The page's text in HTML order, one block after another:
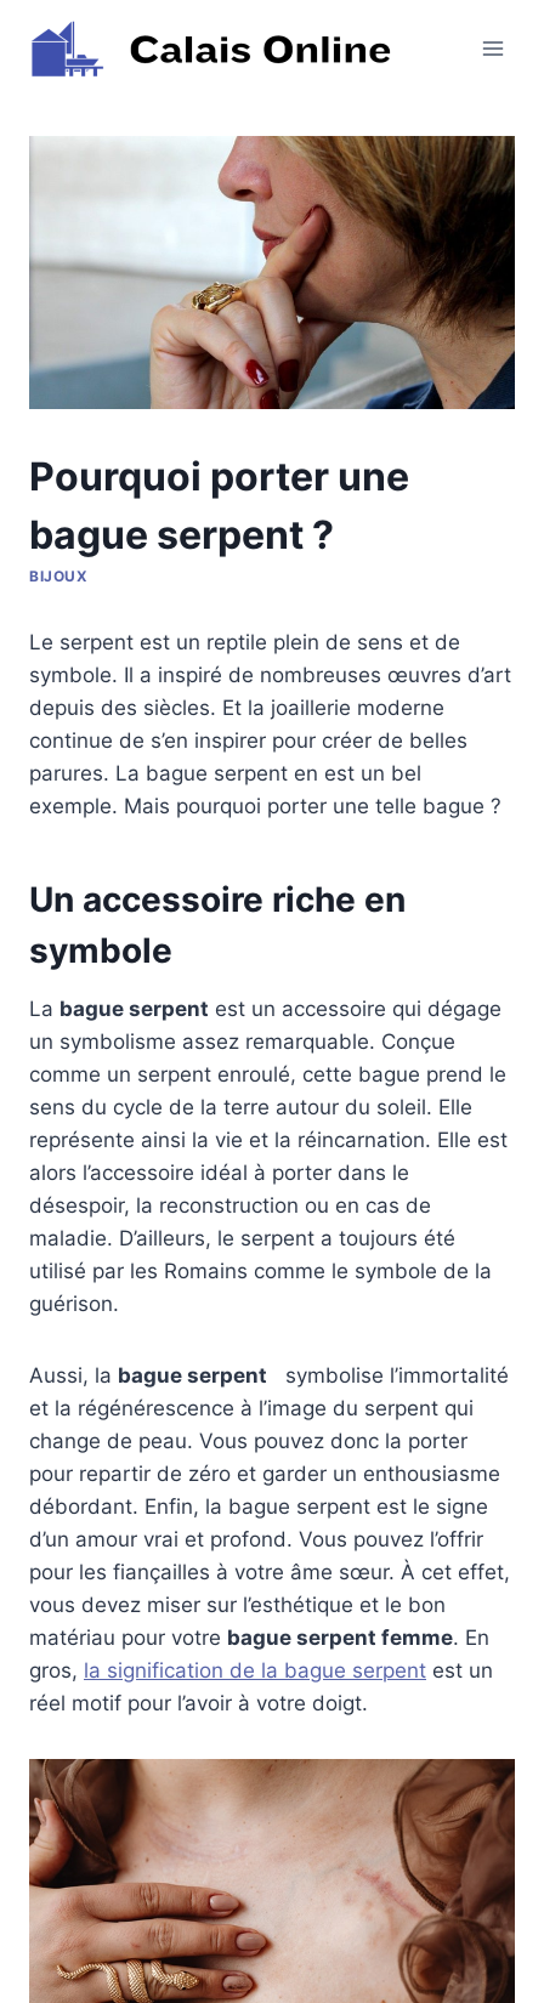
contenu
Pourquoi porter une
bague serpent ?
BIJOUX
Le serpent est un reptile plein de sens et de
symbole. Il a inspiré de nombreuses œuvres d’art
depuis des siècles. Et la joaillerie moderne
continue de s’en inspirer pour créer de belles
parures. La bague serpent en est un bel
exemple. Mais pourquoi porter une telle bague ?
Un accessoire riche en
symbole
La bague serpent est un accessoire qui dégage
un symbolisme assez remarquable. Conçue
comme un serpent enroulé, cette bague prend le
sens du cycle de la terre autour du soleil. Elle
représente ainsi la vie et la réincarnation. Elle est
alors l’accessoire idéal à porter dans le
désespoir, la reconstruction ou en cas de
maladie. D’ailleurs, le serpent a toujours été
utilisé par les Romains comme le symbole de la
guérison.
Aussi, la bague serpent symbolise l’immortalité
et la régénérescence à l’image du serpent qui
change de peau. Vous pouvez donc la porter
pour repartir de zéro et garder un enthousiasme
débordant. Enfin, la bague serpent est le signe
d’un amour vrai et profond. Vous pouvez l’offrir
pour les fiançailles à votre âme sœur. À cet effet,
vous devez miser sur l’esthétique et le bon
matériau pour votre bague serpent femme. En
gros, la signification de la bague serpent est un
réel motif pour l’avoir à votre doigt.